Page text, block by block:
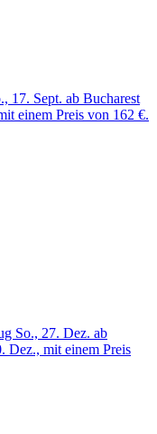
17. Sept. ab Bucharest
einem Preis von 162 €.
So., 27. Dez. ab
Dez., mit einem Preis